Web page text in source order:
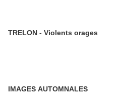
TRELON - Violents orages
IMAGES AUTOMNALES